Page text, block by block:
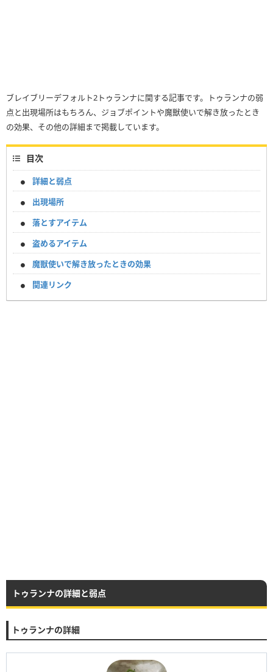
ブレイブリーデフォルト2トゥランナに関する記事です。トゥランナの弱
点と出現場所はもちろん、ジョブポイントや魔獣使いで解き放ったとき
の効果、その他の詳細まで掲載しています。
目次
詳細と弱点
出現場所
落とすアイテム
盗めるアイテム
魔獣使いで解き放ったときの効果
関連リンク
トゥランナの詳細と弱点
トゥランナの詳細